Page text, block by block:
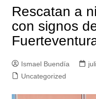
Rescatan a
con signos
Ismael Buendía
Uncategorized